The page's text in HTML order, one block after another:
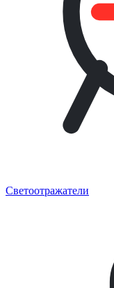
Светоотражатели